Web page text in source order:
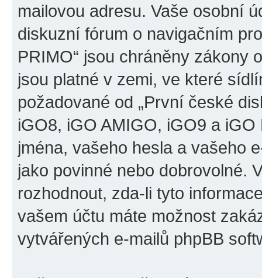
mailovou adresu. Vaše osobní
diskuzní fórum o navigačním
PRIMO“ jsou chráněny zákony
jsou platné v zemi, ve které
požadované od „První české
iGO8, iGO AMIGO, iGO9 a
jména, vašeho hesla a vašeho
jako povinné nebo dobrovolné.
rozhodnout, zda-li tyto
vašem účtu máte možnost
vytvářených e-mailů phpBB